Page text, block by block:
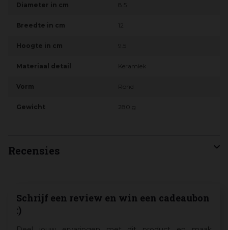
Diameter in cm 8.5
Breedte in cm 12
Hoogte in cm 9.5
Materiaal detail Keramiek
Vorm Rond
Gewicht 280 g
Recensies
Schrijf een review en win een cadeaubon
:)